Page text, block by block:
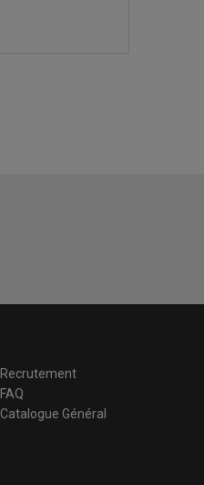
Recrutement
FAQ
Catalogue Général